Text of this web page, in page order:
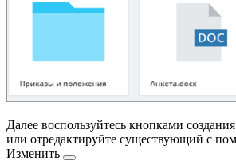
Далее воспользуйтесь кнопками
или отредактируйте существующий с
Изменить